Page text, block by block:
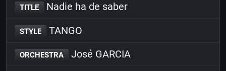
TITLE Nadie ha de saber
STYLE TANGO
ORCHESTRA José GARCIA